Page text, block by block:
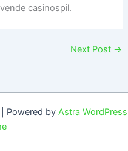
casinospil.
Next Post →
Powered by Astra WordPress